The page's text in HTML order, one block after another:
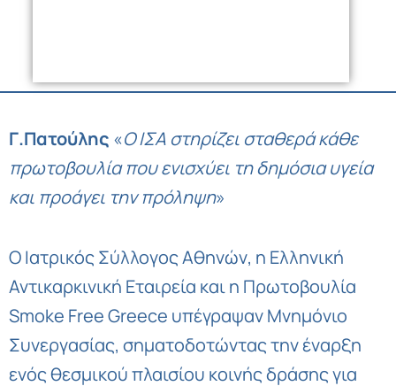
Γ.Πατούλης «Ο ΙΣΑ στηρίζει σταθερά κάθε
πρωτοβουλία που ενισχύει τη δημόσια υγεία
και προάγει την πρόληψη»
Ο Ιατρικός Σύλλογος Αθηνών, η Ελληνική
Αντικαρκινική Εταιρεία και η Πρωτοβουλία
Smoke Free Greece υπέγραψαν Μνημόνιο
Συνεργασίας, σηματοδοτώντας την έναρξη
ενός θεσμικού πλαισίου κοινής δράσης για